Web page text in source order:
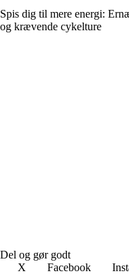
Spis dig til mere energi:
og krævende cykelture
Del og gør godt
X
Facebook